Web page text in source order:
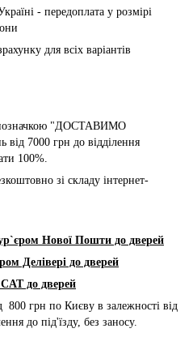
- передоплата у розмірі
для всіх варіантів
позначкою "ДОСТАВИМО
7000 грн до відділення
100%.
зі складу інтернет-
Нової Пошти до дверей
Делівері до дверей
до дверей
800 грн по Києву в залежності від
до під'їзду, без заносу.